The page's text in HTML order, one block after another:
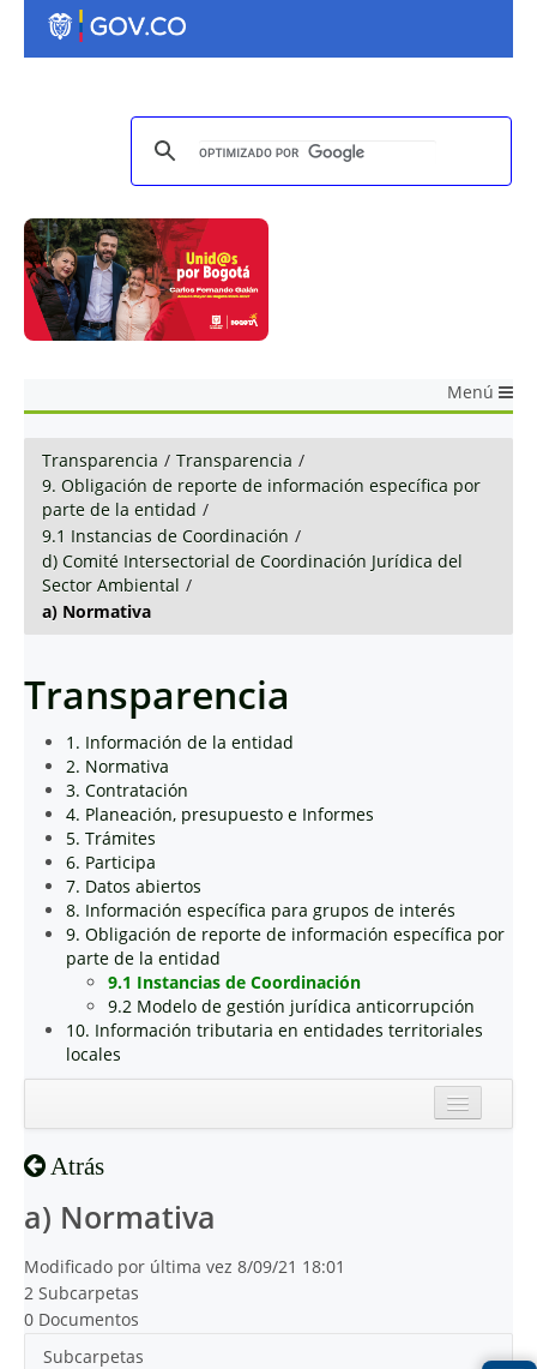
Menú
Transparencia / Transparencia /
9. Obligación de reporte de información específica por
parte de la entidad /
9.1 Instancias de Coordinación /
d) Comité Intersectorial de Coordinación Jurídica del
Sector Ambiental /
a) Normativa
Transparencia
1. Información de la entidad
2. Normativa
3. Contratación
4. Planeación, presupuesto e Informes
5. Trámites
6. Participa
7. Datos abiertos
8. Información específica para grupos de interés
9. Obligación de reporte de información específica por
parte de la entidad
9.1 Instancias de Coordinación
9.2 Modelo de gestión jurídica anticorrupción
10. Información tributaria en entidades territoriales
locales
Atrás
a) Normativa
Modificado por última vez 8/09/21 18:01
2 Subcarpetas
0 Documentos
Subcarpetas